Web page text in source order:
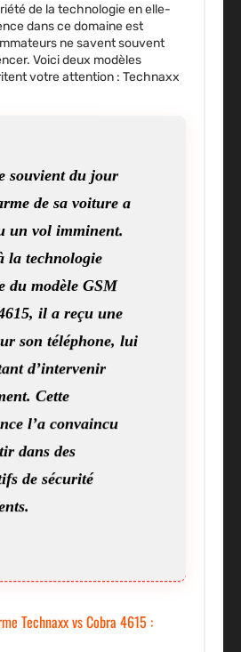
de la technologie en elle-
dans ce domaine est
ne savent souvent
Voici deux modèles
votre attention : Technaxx
souvient du jour
de sa voiture a
un vol imminent.
la technologie
du modèle GSM
il a reçu une
son téléphone, lui
d’intervenir
Cette
l’a convaincu
dans des
de sécurité
Technaxx vs Cobra 4615 :